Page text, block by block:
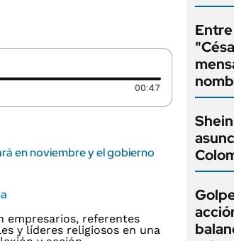
00:47 Duración: 47
en noviembre y el gobierno